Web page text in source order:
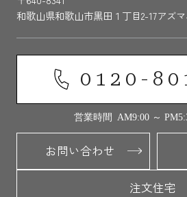
和歌山県和歌山市黒田１丁目2-17アズ
0120-
営業時間 AM9:00 ～
お問い合わせ
注文住宅